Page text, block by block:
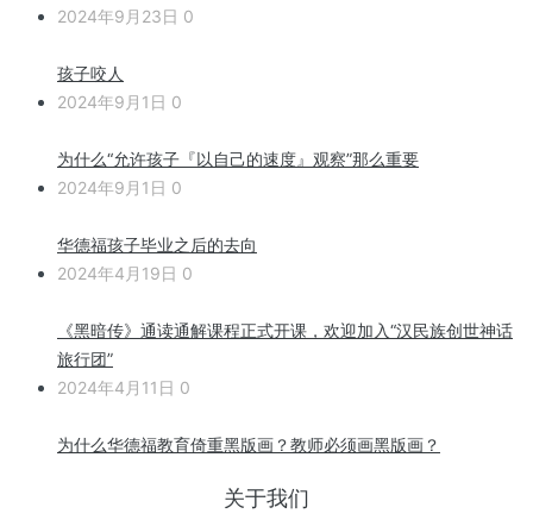
2024年9月23日 0
孩子咬人
2024年9月1日 0
为什么“允许孩子『以自己的速度』观察”那么重要
2024年9月1日 0
华德福孩子毕业之后的去向
2024年4月19日 0
《黑暗传》通读通解课程正式开课，欢迎加入“汉民族创世神话
旅行团”
2024年4月11日 0
为什么华德福教育倚重黑版画？教师必须画黑版画？
关于我们